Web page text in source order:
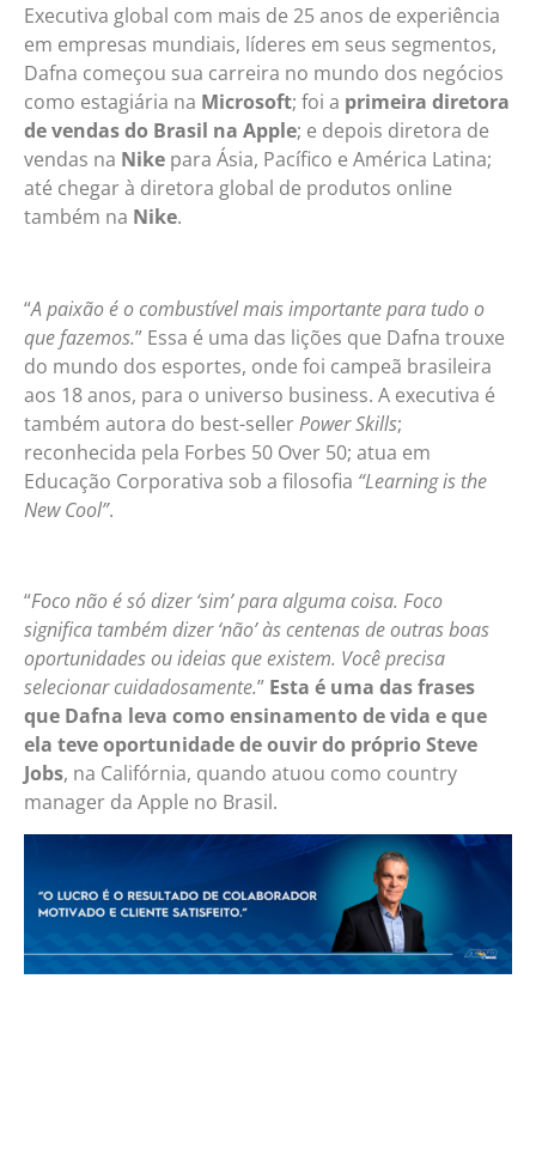
Executiva global com mais de 25 anos de experiência
em empresas mundiais, líderes em seus segmentos,
Dafna começou sua carreira no mundo dos negócios
como estagiária na Microsoft; foi a primeira diretora
de vendas do Brasil na Apple; e depois diretora de
vendas na Nike para Ásia, Pacífico e América Latina;
até chegar à diretora global de produtos online
também na Nike.
“A paixão é o combustível mais importante para tudo o
que fazemos.” Essa é uma das lições que Dafna trouxe
do mundo dos esportes, onde foi campeã brasileira
aos 18 anos, para o universo business. A executiva é
também autora do best-sellerPower Skills;
reconhecida pela Forbes 50 Over 50; atua em
Educação Corporativa sob a filosofia “Learning is the
New Cool”.
“Foco não é só dizer ‘sim’ para alguma coisa. Foco
significa também dizer ‘não’ às centenas de outras boas
oportunidades ou ideias que existem. Você precisa
selecionar cuidadosamente.” Esta é uma das frases
que Dafna leva como ensinamento de vida e que
ela teve oportunidade de ouvir do próprio Steve
Jobs, na Califórnia, quando atuou como country
manager da Apple no Brasil.